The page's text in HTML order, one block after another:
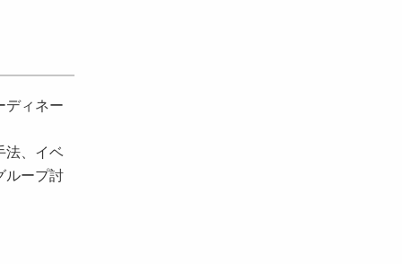
ディネー
法、イベ
ループ討